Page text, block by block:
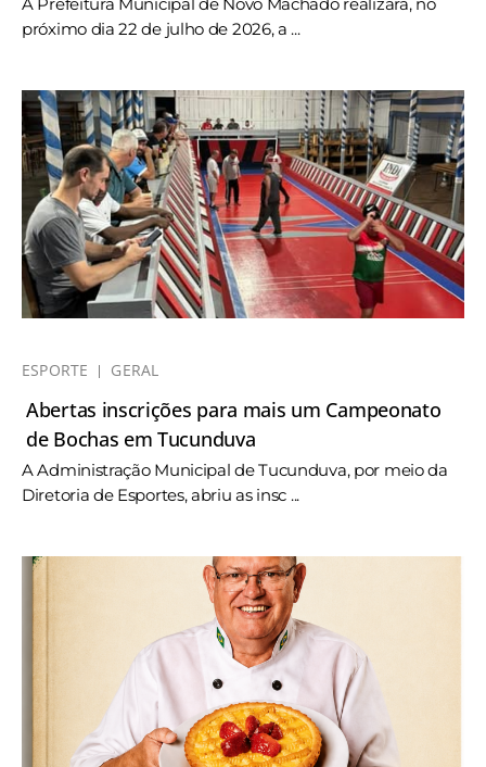
próximo dia 22 de julho de 2026, a ...
ESPORTE GERAL
Abertas inscrições para mais um Campeonato
de Bochas em Tucunduva
A Administração Municipal de Tucunduva, por meio da
Diretoria de Esportes, abriu as insc ...